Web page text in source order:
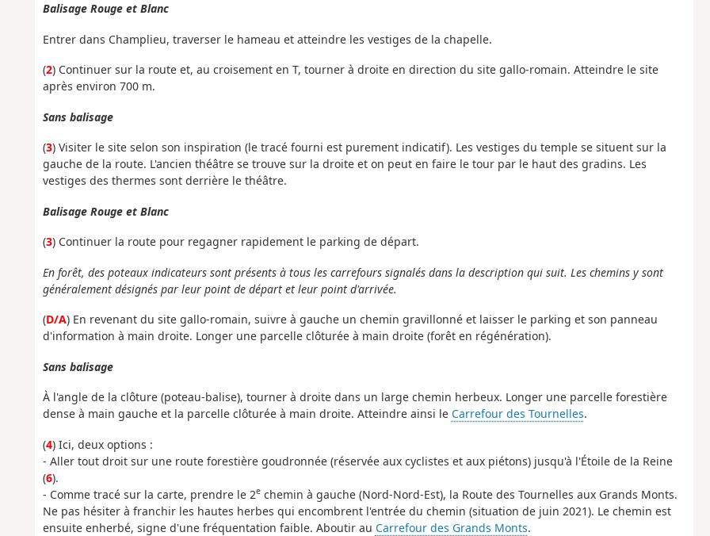
Balisage Rouge et Blanc
Entrer dans Champlieu, traverser le hameau et atteindre les vestiges de la chapelle.
(2) Continuer sur la route et, au croisement en T, tourner à droite en direction du site gallo-romain. Atteindre le site
après environ 700 m.
Sans balisage
(3) Visiter le site selon son inspiration (le tracé fourni est purement indicatif). Les vestiges du temple se situent sur la
gauche de la route. L'ancien théâtre se trouve sur la droite et on peut en faire le tour par le haut des gradins. Les
vestiges des thermes sont derrière le théâtre.
Balisage Rouge et Blanc
(3) Continuer la route pour regagner rapidement le parking de départ.
En forêt, des poteaux indicateurs sont présents à tous les carrefours signalés dans la description qui suit. Les chemins y sont
généralement désignés par leur point de départ et leur point d'arrivée.
(D/A) En revenant du site gallo-romain, suivre à gauche un chemin gravillonné et laisser le parking et son panneau
d'information à main droite. Longer une parcelle clôturée à main droite (forêt en régénération).
Sans balisage
À l'angle de la clôture (poteau-balise), tourner à droite dans un large chemin herbeux. Longer une parcelle forestière
dense à main gauche et la parcelle clôturée à main droite. Atteindre ainsi le Carrefour des Tournelles.
(4) Ici, deux options :
- Aller tout droit sur une route forestière goudronnée (réservée aux cyclistes et aux piétons) jusqu'à l'Étoile de la Reine
(6).
- Comme tracé sur la carte, prendre le 2echemin à gauche (Nord-Nord-Est), la Route des Tournelles aux Grands Monts.
Ne pas hésiter à franchir les hautes herbes qui encombrent l'entrée du chemin (situation de juin 2021). Le chemin est
ensuite enherbé, signe d'une fréquentation faible. Aboutir au Carrefour des Grands Monts.